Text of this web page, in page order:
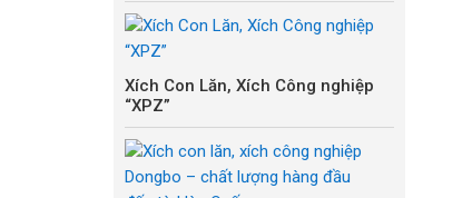
Xích Con Lăn, Xích Công nghiệp
“XPZ”